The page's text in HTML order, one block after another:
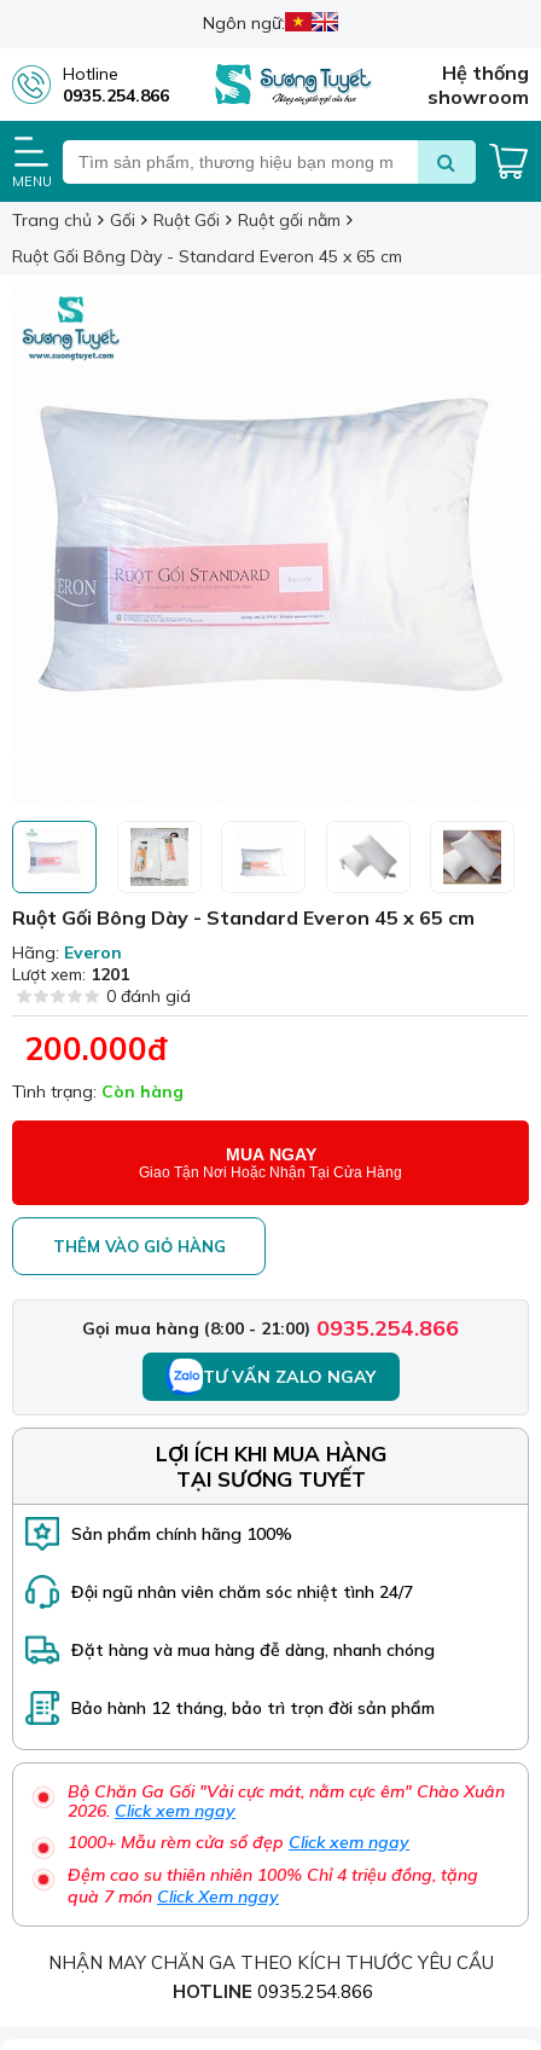
Ngôn ngữ:
Hotline
0935.254.866
Hệ thống
showroom
MENU
Trang chủ Gối Ruột Gối
Ruột gối nằm
Ruột Gối Bông Dày - Standard Everon 45 x 65 cm
Ruột Gối Bông Dày - Standard Everon 45 x 65 cm
Hãng: Everon
Lượt xem: 1201
0 đánh giá
200.000đ
Tình trạng: Còn hàng
MUA NGAY
Giao Tận Nơi Hoặc Nhận Tại Cửa Hàng
THÊM VÀO GIỎ HÀNG
Gọi mua hàng (8:00 - 21:00) 0935.254.866
TƯ VẤN ZALO NGAY
LỢI ÍCH KHI MUA HÀNG
TẠI SƯƠNG TUYẾT
Sản phẩm chính hãng 100%
Đội ngũ nhân viên chăm sóc nhiệt tình 24/7
Đặt hàng và mua hàng đễ dàng, nhanh chóng
Bảo hành 12 tháng, bảo trì trọn đời sản phẩm
Bộ Chăn Ga Gối "Vải cực mát, nằm cực êm" Chào Xuân
2026. Click xem ngay
1000+ Mẫu rèm cửa sổ đẹp Click xem ngay
Đệm cao su thiên nhiên 100% Chỉ 4 triệu đồng, tặng
quà 7 món Click Xem ngay
NHẬN MAY CHĂN GA THEO KÍCH THƯỚC YÊU CẦU
HOTLINE 0935.254.866